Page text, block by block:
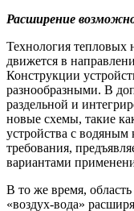
Расширение
Технология тепловых
движется в
Конструкции
разнообразными. В
раздельной и
новые схемы, такие
устройства с водяным
требования,
вариантами
В то же время,
«воздух-вода»